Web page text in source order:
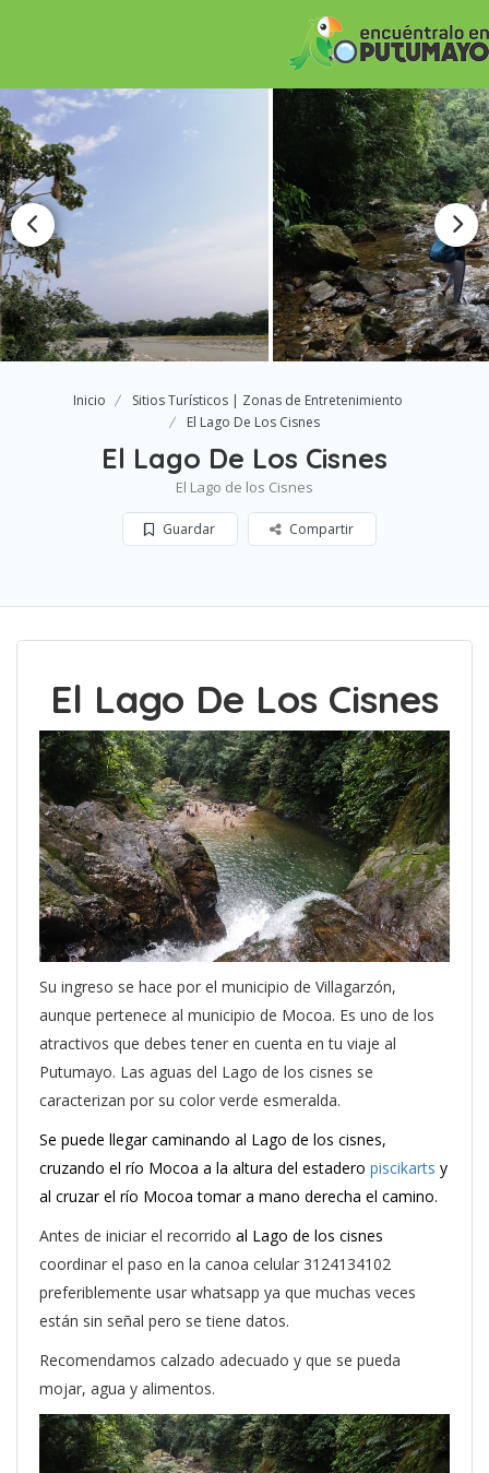
Inicio
Sitios Turísticos | Zonas de Entretenimiento
El Lago De Los Cisnes
El Lago De Los Cisnes
El Lago de los Cisnes
Guardar Compartir
El Lago De Los Cisnes
Su ingreso se hace por el municipio de Villagarzón,
aunque pertenece al municipio de Mocoa. Es uno de los
atractivos que debes tener en cuenta en tu viaje al
Putumayo. Las aguas del Lago de los cisnes se
caracterizan por su color verde esmeralda.
Se puede llegar caminando al Lago de los cisnes,
cruzando el río Mocoa a la altura del estadero piscikarts y
al cruzar el río Mocoa tomar a mano derecha el camino.
Antes de iniciar el recorrido al Lago de los cisnes
coordinar el paso en la canoa celular 3124134102
preferiblemente usar whatsapp ya que muchas veces
están sin señal pero se tiene datos.
Recomendamos calzado adecuado y que se pueda
mojar, agua y alimentos.